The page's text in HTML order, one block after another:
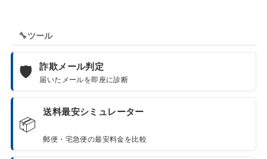
🔧ツール
🛡️ 詐欺メール判定
届いたメールを即座に診断
📦
送料最安シミュレーター
郵便・宅急便の最安料金を比較